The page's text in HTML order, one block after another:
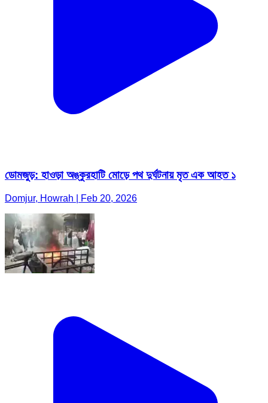
ডোমজুড়: হাওড়া অঙ্কুরহাটি মোড়ে পথ দুর্ঘটনায় মৃত এক আহত ১
Domjur, Howrah | Feb 20, 2026